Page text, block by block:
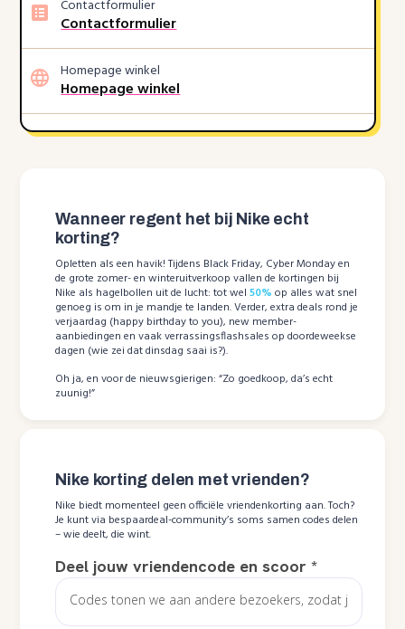
Contactformulier
Contactformulier
Homepage winkel
Homepage winkel
Wanneer regent het bij Nike echt
korting?
Opletten als een havik! Tijdens Black Friday, Cyber Monday en
de grote zomer- en winteruitverkoop vallen de kortingen bij
Nike als hagelbollen uit de lucht: tot wel50% op alles wat snel
genoeg is om in je mandje te landen. Verder, extra deals rond je
verjaardag (happy birthday to you), new member-
aanbiedingen en vaak verrassingsflashsales op doordeweekse
dagen (wie zei dat dinsdag saai is?).
Oh ja, en voor de nieuwsgierigen: “Zo goedkoop, da’s echt
zuunig!”
Nike korting delen met vrienden?
Nike biedt momenteel geen officiële vriendenkorting aan. Toch?
Je kunt via bespaardeal-community’s soms samen codes delen
– wie deelt, die wint.
Deel jouw vriendencode en scoor*